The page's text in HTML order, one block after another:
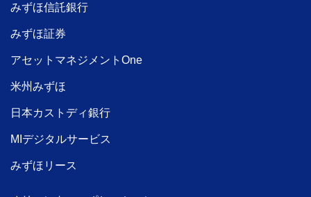
みずほ信託銀行
みずほ証券
アセットマネジメントOne
米州みずほ
日本カストディ銀行
MIデジタルサービス
みずほリース